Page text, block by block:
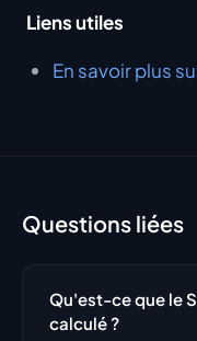
Liens utiles
En savoir plus
Questions liées
Qu'est-ce que le
calculé ?